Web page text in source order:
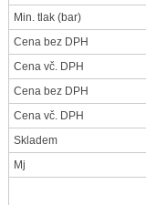
Min. tlak (bar)
Cena bez DPH
Cena vč. DPH
Cena bez DPH
Cena vč. DPH
Skladem
Mj